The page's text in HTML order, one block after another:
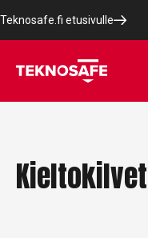
Teknosafe.fi etusivulle
Kieltokilvet